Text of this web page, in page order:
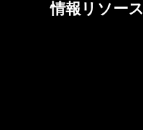
情報リソース